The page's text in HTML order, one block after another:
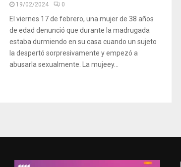
19/02/2024 0
El viernes 17 de febrero, una mujer de 38 años
de edad denunció que durante la madrugada
estaba durmiendo en su casa cuando un sujeto
la despertó sorpresivamente y empezó a
abusarla sexualmente. La mujeey...